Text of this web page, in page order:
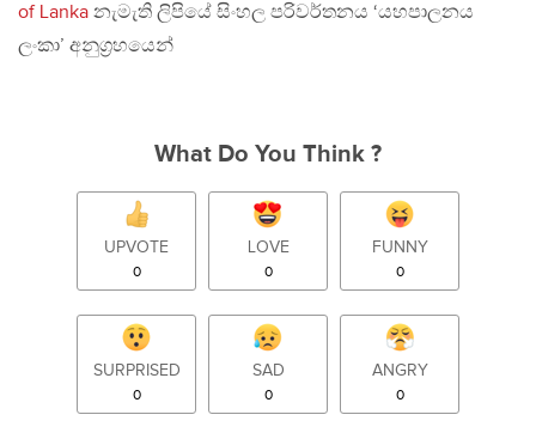
of Lanka නැමැති ලිපියේ සිංහල පරිවර්තනය ‘යහපාලනය
ලංකා’ අනුග‍්‍රහයෙන්
What Do You Think ?
UPVOTE
0
LOVE
0
FUNNY
0
SURPRISED
0
SAD
0
ANGRY
0